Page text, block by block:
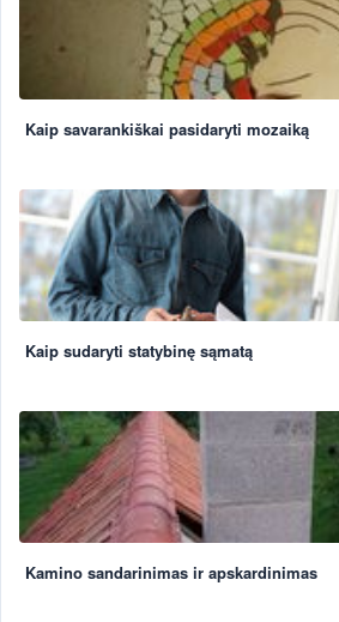
Kaip savarankiškai pasidaryti mozaiką
Kaip sudaryti statybinę sąmatą
Kamino sandarinimas ir apskardinimas